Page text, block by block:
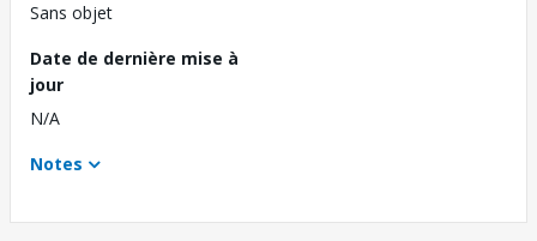
Sans objet
Date de dernière mise à
jour
N/A
Notes